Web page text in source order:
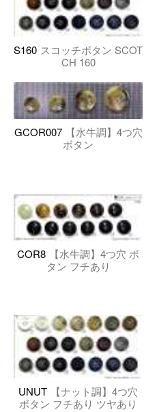
S160 スコッチボタン SCOT
CH 160
GCOR007
【水牛調】4つ穴
ボタン
COR8
【水牛調】4つ穴 ボ
タン フチあり
UNUT
【ナット調】4つ穴
ボタン フチあり ツヤあり